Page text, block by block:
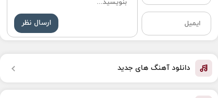
ارسال نظر
دانلود آهنگ های جدید